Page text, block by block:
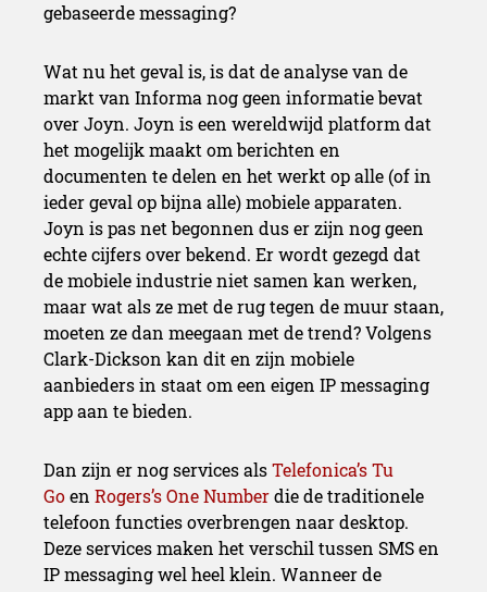
gebaseerde messaging?
Wat nu het geval is, is dat de analyse van de
markt van Informa nog geen informatie bevat
over Joyn. Joyn is een wereldwijd platform dat
het mogelijk maakt om berichten en
documenten te delen en het werkt op alle (of in
ieder geval op bijna alle) mobiele apparaten.
Joyn is pas net begonnen dus er zijn nog geen
echte cijfers over bekend. Er wordt gezegd dat
de mobiele industrie niet samen kan werken,
maar wat als ze met de rug tegen de muur staan,
moeten ze dan meegaan met de trend? Volgens
Clark-Dickson kan dit en zijn mobiele
aanbieders in staat om een eigen IP messaging
app aan te bieden.
Dan zijn er nog services alsTelefonica’s Tu
Goen Rogers’s One Numberdie de traditionele
telefoon functies overbrengen naar desktop.
Deze services maken het verschil tussen SMS en
IP messaging wel heel klein. Wanneer de